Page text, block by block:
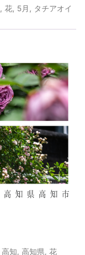
花 5月 タチアオイ
高知, 高知県, 花